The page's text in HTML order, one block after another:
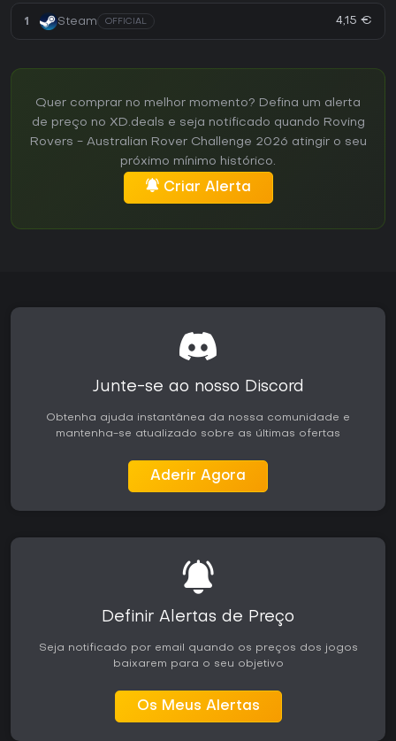
1 Steam OFFICIAL 4,15 €
Quer comprar no melhor momento? Defina um alerta
de preço no XD.deals e seja notificado quando Roving
Rovers - Australian Rover Challenge 2026 atingir o seu
próximo mínimo histórico.
Criar Alerta
Junte-se ao nosso Discord
Obtenha ajuda instantânea da nossa comunidade e
mantenha-se atualizado sobre as últimas ofertas
Aderir Agora
Definir Alertas de Preço
Seja notificado por email quando os preços dos jogos
baixarem para o seu objetivo
Os Meus Alertas